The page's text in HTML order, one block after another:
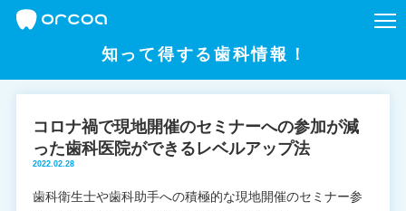
知って得する歯科情報！
コロナ禍で現地開催のセミナーへの参加が減
った歯科医院ができるレベルアップ法
2022.02.28
歯科衛生士や歯科助手への積極的な現地開催のセミナー参